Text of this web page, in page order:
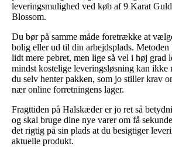
leveringsmulighed ved køb af 9 Karat
Blossom.
Du bør på samme måde foretrække at
bolig eller ud til din arbejdsplads.
lidt mere pebret, men lige så vel i høj grad
mindst kostelige leveringsløsning kan ikke
du selv henter pakken, som jo stiller krav
nær online forretningens lager.
Fragttiden på Halskæder er jo ret så
og skal bruge dine nye varer om få
det rigtig på sin plads at du besigtiger
aktuelle produkt.